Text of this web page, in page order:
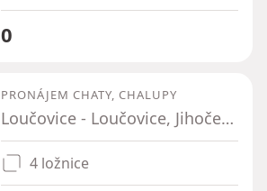
0
PRONÁJEM CHATY, CHALUPY
Loučovice - Loučovice, Jihočeský kraj
4 ložnice